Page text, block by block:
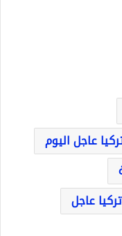
عاجل اليوم
تركيا عاجل